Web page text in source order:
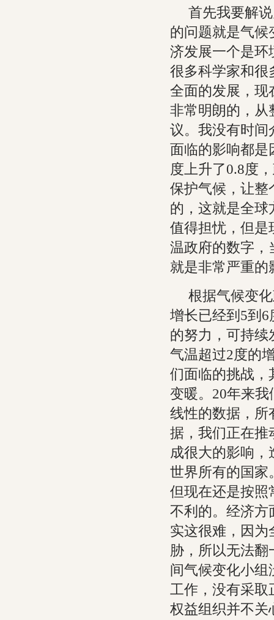
首先我要解
的问题就是气候
济发展一个是环
很多科学家和很
全面的发展，现
非常明朗的，从
议。我没有时间
面临的影响都是
度上升了0.8度
保护气候，让整
的，这就是全球
值得担忧，但是
温政府的数字，
就是非常严重的
根据气候变
增长已经到5到
的努力，可持续
气温超过2度的
们面临的挑战，
变暖。20年来
线性的数据，所
据，我们正在推
成很大的影响
世界所有的国家
但现在还是按照
不利的。经济方
实这很难，因为
胁，所以无法
间气候变化小组
工作，没有采取
权益组织并不关